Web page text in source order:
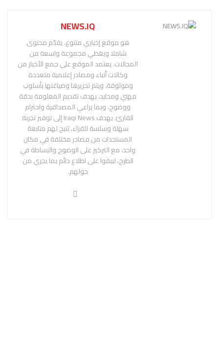
NEWS.IQ
هو موقع إخباري متنوع، يقدّم محتوى
شاملا ويغطي مجموعة واسعة من
المجالات. يعتمد الموقع على جمع الأخبار من
وكالات أنباء ومصادر إعلامية متعددة
وموثوقة، ويتم تحريرها وصياغتها بأسلوب
مهني ومحايد، بهدف تقديم المعلومة بدقة
ووضوح، وبما يراعي المصداقية واحترام
القارئ. يهدف Iraqi News إلى توفير تجربة
سهلة وسلسة للقراء، تتيح لهم متابعة
المستجدات من مصادر مختلفة في مكان
واحد، مع التركيز على الوضوح والبساطة في
الطرح، ليبقوا على اطلاع دائم بما يجري من
حولهم.